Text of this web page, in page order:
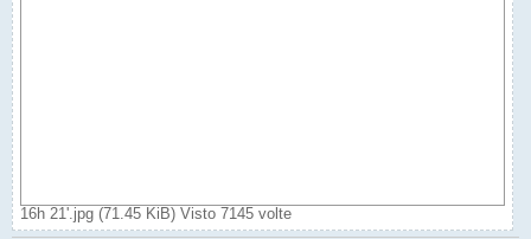
16h 21'.jpg (71.45 KiB) Visto 7145 volte